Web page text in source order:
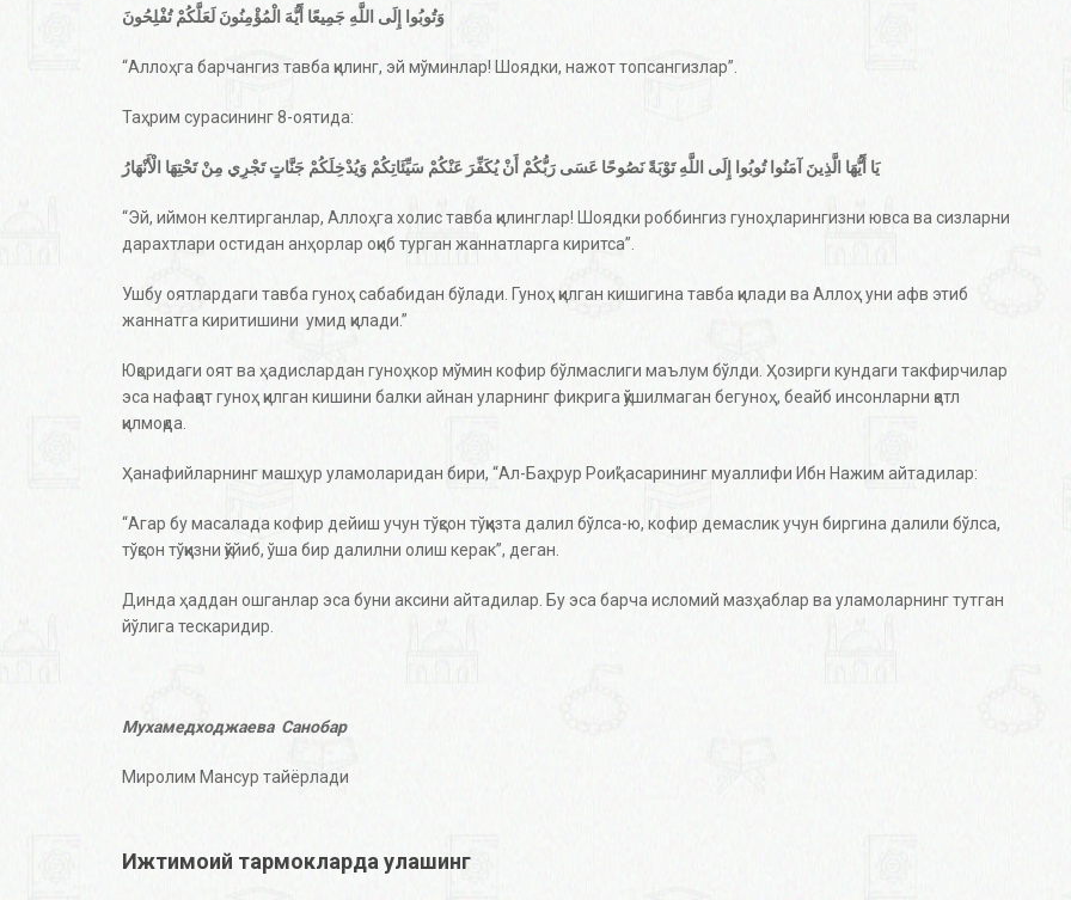
وَتُوبُوا إِلَى اللَّهِ جَمِيعًا أَيُّهَ الْمُؤْمِنُونَ لَعَلَّكُمْ تُفْلِحُونَ
“Аллоҳга барчангиз тавба қилинг, эй мўминлар! Шоядки, нажот топсангизлар”.
Таҳрим сурасининг 8-оятида:
يَا أَيُّهَا الَّذِينَ آمَنُوا تُوبُوا إِلَى اللَّهِ تَوْبَةً نَصُوحًا عَسَى رَبُّكُمْ أَنْ يُكَفِّرَ عَنْكُمْ سَيِّئَاتِكُمْ وَيُدْخِلَكُمْ جَنَّاتٍ تَجْرِي مِنْ تَحْتِهَا الْأَنْهَارُ
“Эй, иймон келтирганлар, Аллоҳга холис тавба қилинглар! Шоядки роббингиз гуноҳларингизни ювса ва сизларни
дарахтлари остидан анҳорлар оқиб турган жаннатларга киритса”.
Ушбу оятлардаги тавба гуноҳ сабабидан бўлади. Гуноҳ қилган кишигина тавба қилади ва Аллоҳ уни афв этиб
жаннатга киритишини умид қилади.”
Юқоридаги оят ва ҳадислардан гуноҳкор мўмин кофир бўлмаслиги маълум бўлди. Ҳозирги кундаги такфирчилар
эса нафақат гуноҳ қилган кишини балки айнан уларнинг фикрига қўшилмаган бегуноҳ, беайб инсонларни қатл
қилмоқда.
Ҳанафийларнинг машҳур уламоларидан бири, “Ал-Баҳрур Роиқ” асарининг муаллифи Ибн Нажим айтадилар:
“Агар бу масалада кофир дейиш учун тўқсон тўққизта далил бўлса-ю, кофир демаслик учун биргина далили бўлса,
тўқсон тўққизни қўйиб, ўша бир далилни олиш керак”, деган.
Динда ҳаддан ошганлар эса буни аксини айтадилар. Бу эса барча исломий мазҳаблар ва уламоларнинг тутган
йўлига тескаридир.
Мухамедходжаева Санобар
Миролим Мансур тайёрлади
Ижтимоий тармокларда улашинг